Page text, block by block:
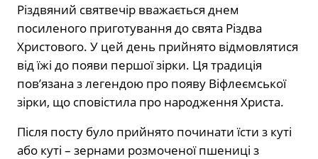
Різдвяний святвечір вважається днем
посиленого приготування до свята Різдва
Христового. У цей день прийнято відмовлятися
від їжі до появи першої зірки. Ця традиція
пов’язана з легендою про появу Віфлеємської
зірки, що сповістила про народження Христа.
Після посту було прийнято починати їсти з куті
або куті – зернами розмоченої пшениці з